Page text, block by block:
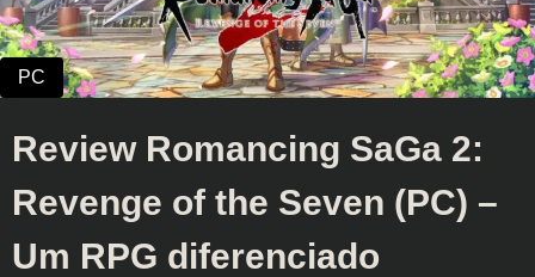
Review Romancing SaGa 2:
Revenge of the Seven (PC) –
Um RPG diferenciado